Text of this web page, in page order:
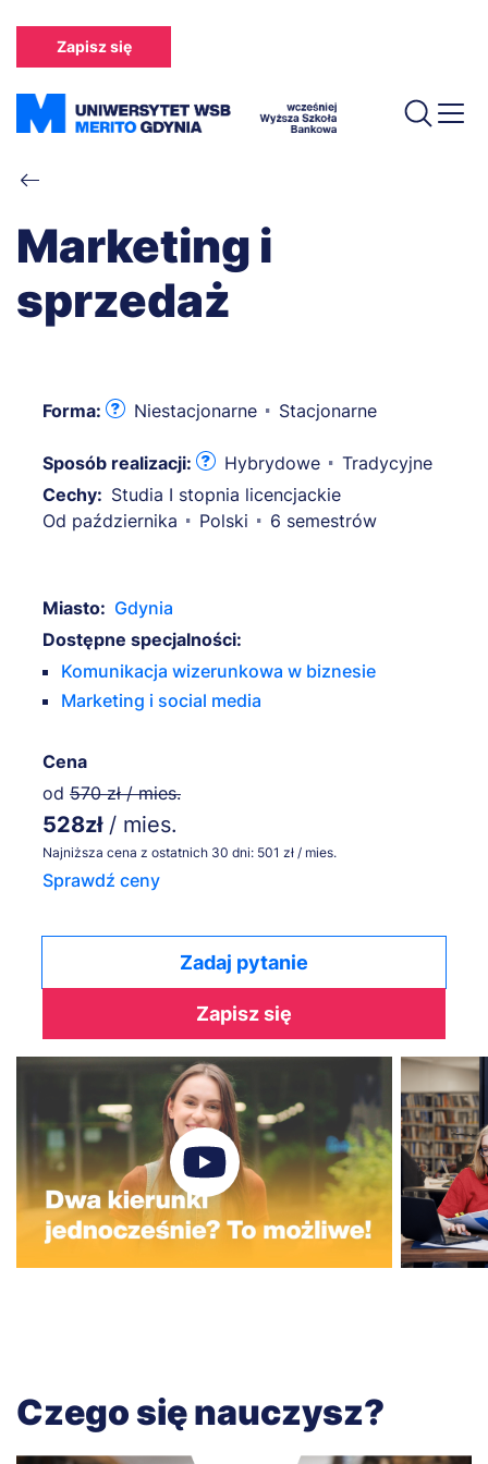
treści
Zapisz się
Ścieżka
nawigacyjna
Marketing i
sprzedaż
Forma: Niestacjonarne Stacjonarne
Sposób realizacji: Hybrydowe
Tradycyjne
Cechy: Studia I stopnia licencjackie
Od października
Polski 6 semestrów
Miasto: Gdynia
Dostępne specjalności:
Komunikacja wizerunkowa w biznesie
Marketing i social media
Cena
od 570 zł / mies.
528zł / mies.
Najniższa cena z ostatnich 30 dni: 501 zł / mies.
Sprawdź ceny
Zadaj pytanie
Zapisz się
Czego się nauczysz?